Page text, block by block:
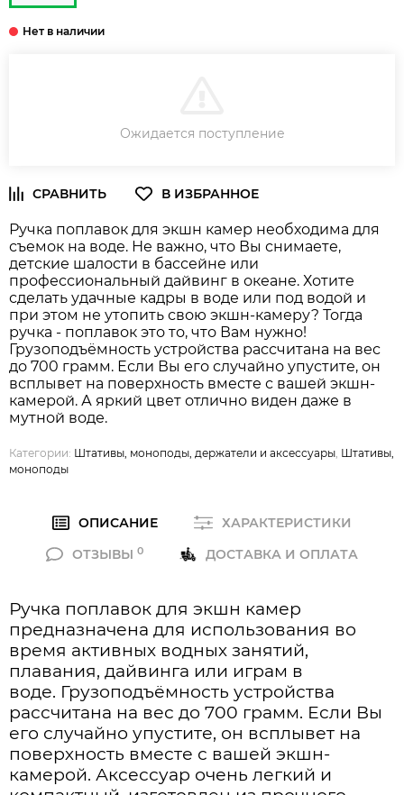
Ожидается поступление
Ручка поплавок для экшн камер необходима для
съемок на воде. Не важно, что Вы снимаете,
детские шалости в бассейне или
профессиональный дайвинг в океане. Хотите
сделать удачные кадры в воде или под водой и
при этом не утопить свою экшн-камеру? Тогда
ручка - поплавок это то, что Вам нужно!
Грузоподъёмность устройства рассчитана на вес
до 700 грамм. Если Вы его случайно упустите, он
всплывет на поверхность вместе с вашей экшн-
камерой. А яркий цвет отлично виден даже в
мутной воде.
Категории: Штативы, моноподы, держатели и аксессуары Штативы,
моноподы
ОПИСАНИЕ
ХАРАКТЕРИСТИКИ
ОТЗЫВЫ 0 ДОСТАВКА И ОПЛАТА
Ручка поплавок для экшн камер
предназначена для использования во
время активных водных занятий,
плавания, дайвинга или играм в
воде. Грузоподъёмность устройства
рассчитана на вес до 700 грамм. Если Вы
его случайно упустите, он всплывет на
поверхность вместе с вашей экшн-
камерой. Аксессуар очень легкий и